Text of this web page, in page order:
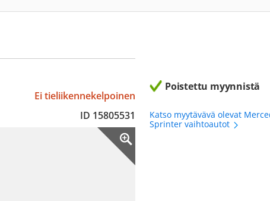
Ei tieliikennekelpoinen
ID 15805531
Poistettu myynnistä
Katso myytävävä olevat
Sprinter vaihtoautot